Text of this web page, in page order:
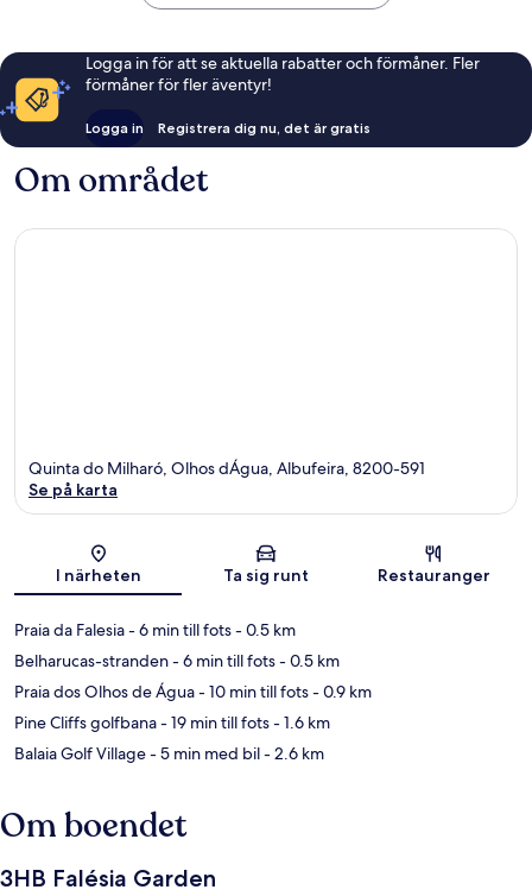
Logga in för att se aktuella rabatter och förmåner. Fler
förmåner för fler äventyr!
Logga in Registrera dig nu, det är gratis
Om området
Karta
Quinta do Milharó, Olhos dÁgua, Albufeira, 8200-591
Se på karta
I närheten Ta sig runt Restauranger
Praia da Falesia- 6 min till fots- 0.5 km
Belharucas-stranden- 6 min till fots- 0.5 km
Praia dos Olhos de Água- 10 min till fots- 0.9 km
Pine Cliffs golfbana- 19 min till fots- 1.6 km
Balaia Golf Village- 5 min med bil- 2.6 km
Om boendet
3HB Falésia Garden